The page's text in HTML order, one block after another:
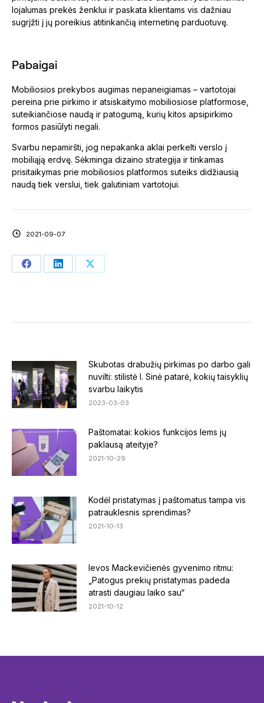
lojalumas prekės ženklui ir paskata klientams vis dažniau
sugrįžti į jų poreikius atitinkančią internetinę parduotuvę.
Pabaigai
Mobiliosios prekybos augimas nepaneigiamas – vartotojai
pereina prie pirkimo ir atsiskaitymo mobiliosiose platformose,
suteikiančiose naudą ir patogumą, kurių kitos apsipirkimo
formos pasiūlyti negali.
Svarbu nepamiršti, jog nepakanka aklai perkelti verslo į
mobiliąją erdvę. Sėkminga dizaino strategija ir tinkamas
prisitaikymas prie mobiliosios platformos suteiks didžiausią
naudą tiek verslui, tiek galutiniam vartotojui.
2021-09-07
Share Share Share
Skubotas drabužių pirkimas po darbo gali
nuvilti: stilistė I. Sinė patarė, kokių taisyklių
svarbu laikytis
2023-03-03
Paštomatai: kokios funkcijos lems jų
paklausą ateityje?
2021-10-29
Kodėl pristatymas į paštomatus tampa vis
patrauklesnis sprendimas?
2021-10-13
Ievos Mackevičienės gyvenimo ritmu:
„Patogus prekių pristatymas padeda
atrasti daugiau laiko sau“
2021-10-12